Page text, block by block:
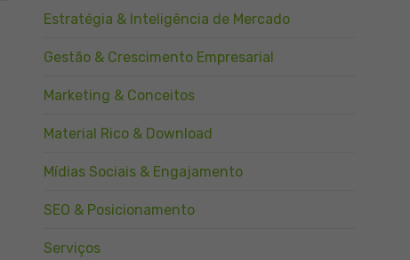
Estratégia & Inteligência de Mercado
Gestão & Crescimento Empresarial
Marketing & Conceitos
Material Rico & Download
Mídias Sociais & Engajamento
SEO & Posicionamento
Serviços